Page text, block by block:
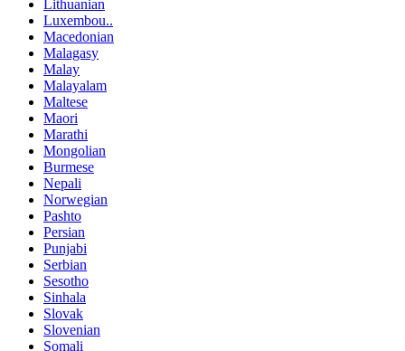
Lithuanian
Luxembou..
Macedonian
Malagasy
Malay
Malayalam
Maltese
Maori
Marathi
Mongolian
Burmese
Nepali
Norwegian
Pashto
Persian
Punjabi
Serbian
Sesotho
Sinhala
Slovak
Slovenian
Somali